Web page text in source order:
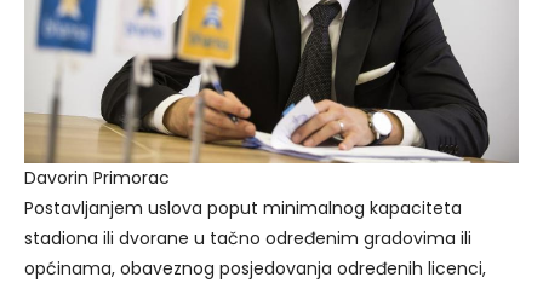
Davorin Primorac
Postavljanjem uslova poput minimalnog kapaciteta
stadiona ili dvorane u tačno određenim gradovima ili
općinama, obaveznog posjedovanja određenih licenci,